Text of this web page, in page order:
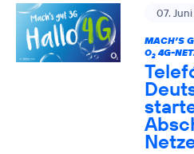
07. Juni
MACH’S
O24G-